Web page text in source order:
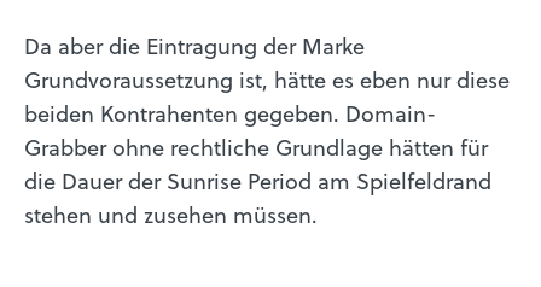
Da aber die Eintragung der Marke
Grundvoraussetzung ist, hätte es eben nur diese
beiden Kontrahenten gegeben. Domain-
Grabber ohne rechtliche Grundlage hätten für
die Dauer der Sunrise Period am Spielfeldrand
stehen und zusehen müssen.